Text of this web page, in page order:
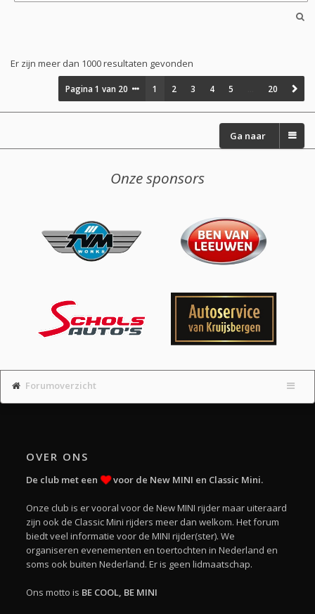
Er zijn meer dan 1000 resultaten gevonden
Pagina1 van 20 1 2 3 4 5 20
Ga naar
Onze sponsors
Forumoverzicht
OVER ONS
De club met een voor de New MINI en Classic Mini.
Onze club is er vooral voor de New MINI rijder maar uiteraard
zijn ook de Classic Mini rijders meer dan welkom. Het forum
biedt veel informatie voor de MINI rijder(ster). We
organiseren evenementen en toertochten in Nederland en
soms ook buiten Nederland. Er is geen lidmaatschap.
Ons motto is BE COOL, BE MINI